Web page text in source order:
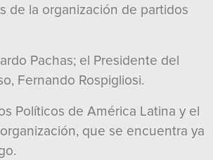
de la organización de partidos
Pachas; el Presidente del
Fernando Rospigliosi.
Políticos de América Latina y el
que se encuentra ya